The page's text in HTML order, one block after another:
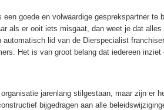
goede en volwaardige gesprekspartner
als er ooit iets misgaat, dan weet je dat
automatisch lid van de Dierspecialist
Het is van groot belang dat iedereen
jarenlang stilgestaan, maar zijn er
bijgedragen aan alle